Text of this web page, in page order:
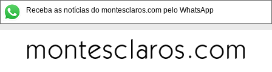
Receba as notícias do montesclaros.com pelo WhatsApp